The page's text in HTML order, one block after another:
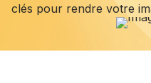
clés pour rendre votre